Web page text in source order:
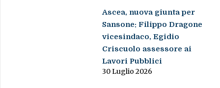
Ascea, nuova giunta per
Sansone: Filippo Dragone
vicesindaco, Egidio
Criscuolo assessore ai
Lavori Pubblici
30 Luglio 2026